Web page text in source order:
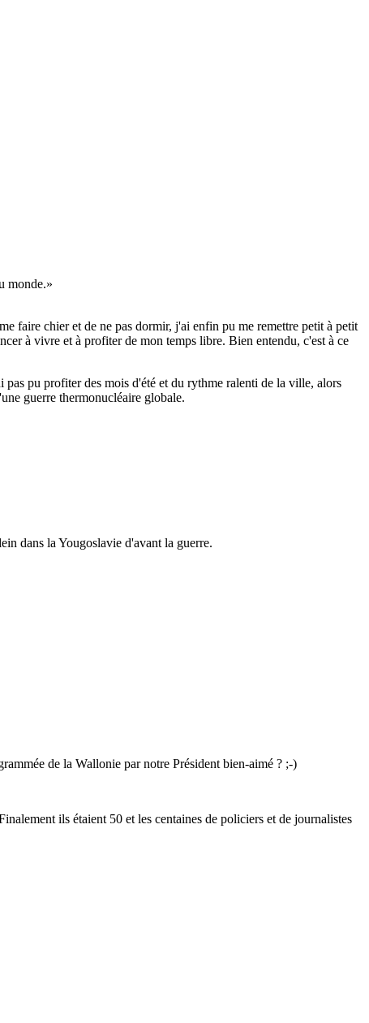
monde.
faire chier et de ne pas dormir, j'ai enfin pu me remettre petit à petit
à vivre et à profiter de mon temps libre. Bien entendu, c'est à ce
pu profiter des mois d'été et du rythme ralenti de la ville, alors
guerre thermonucléaire globale.
dans la Yougoslavie d'avant la guerre.
de la Wallonie par notre Président bien-aimé ? ;-)
ils étaient 50 et les centaines de policiers et de journalistes